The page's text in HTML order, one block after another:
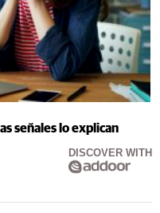
señales lo explican
DISCOVER WITH